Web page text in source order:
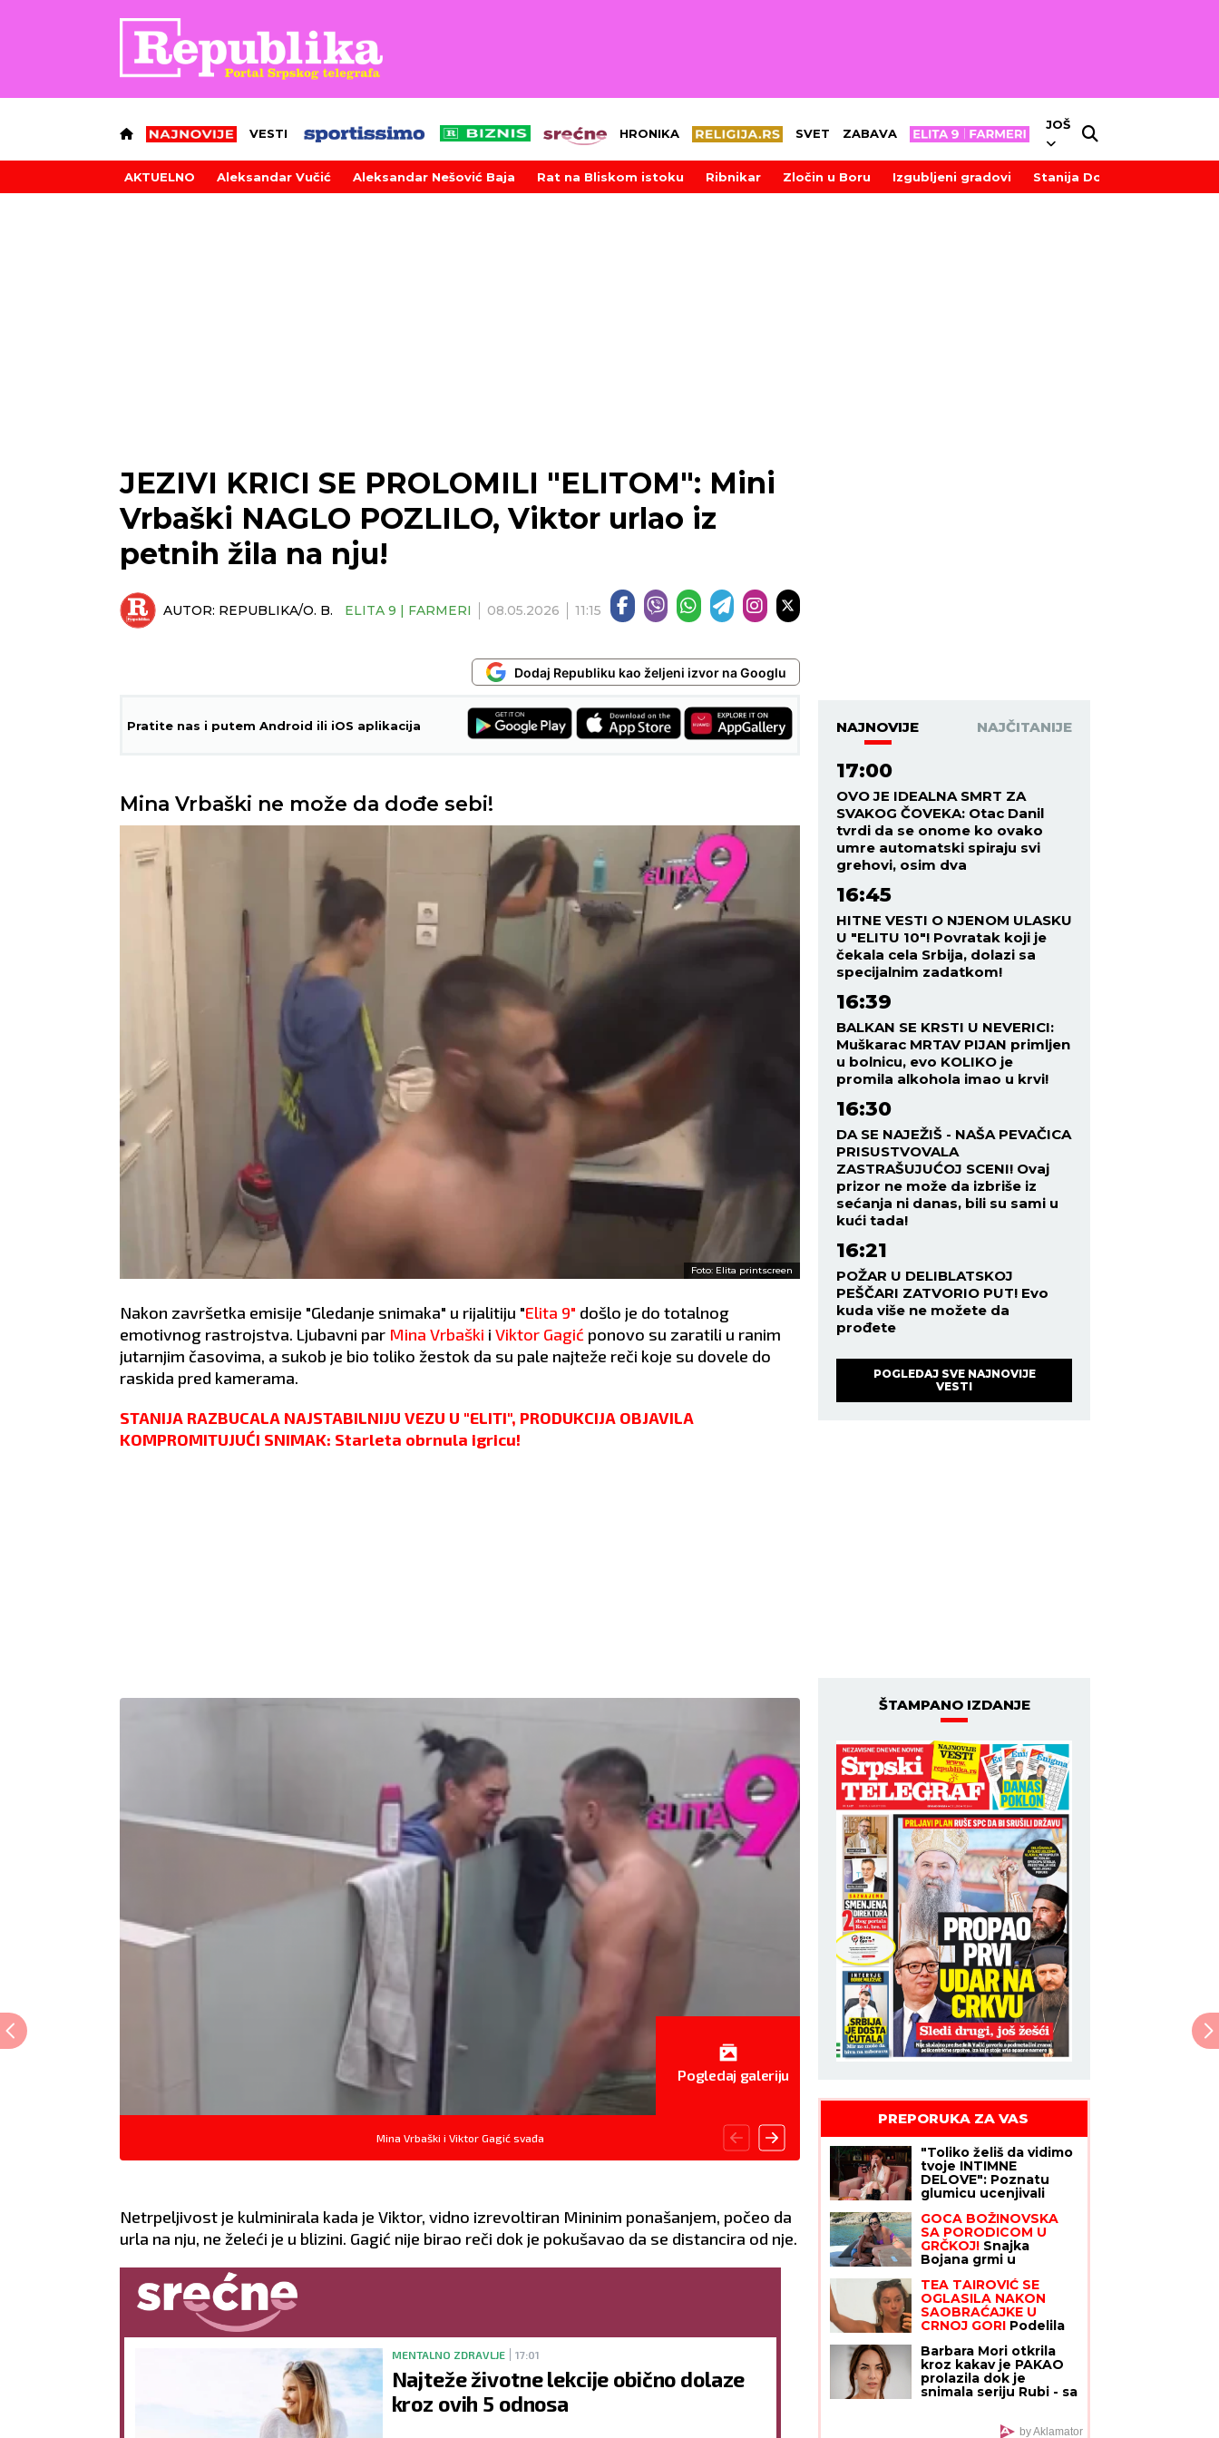
VESTI HRONIKA SVET ZABAVA
JOŠ
AKTUELNO Aleksandar Vučić Aleksandar Nešović Baja Rat na Bliskom istoku Ribnikar Zločin u Boru Izgubljeni gradovi Stanija Dobrojević
JEZIVI KRICI SE PROLOMILI "ELITOM": Mini
Vrbaški NAGLO POZLILO, Viktor urlao iz
petnih žila na nju!
AUTOR: REPUBLIKA/O. B. ELITA 9 | FARMERI 08.05.2026 11:15
Dodaj Republiku kao željeni izvor na Googlu
Pratite nas i putem Android ili iOS aplikacija
Mina Vrbaški ne može da dođe sebi!
Foto: Elita printscreen
Nakon završetka emisije "Gledanje snimaka" u rijalitiju "Elita 9" došlo je do totalnog
emotivnog rastrojstva. Ljubavni par Mina Vrbaški i Viktor Gagić ponovo su zaratili u ranim
jutarnjim časovima, a sukob je bio toliko žestok da su pale najteže reči koje su dovele do
raskida pred kamerama.
STANIJA RAZBUCALA NAJSTABILNIJU VEZU U "ELITI", PRODUKCIJA OBJAVILA
KOMPROMITUJUĆI SNIMAK: Starleta obrnula igricu!
Mina Vrbaški i Viktor Gagić svađa
Pogledaj galeriju
Mina Vrbaški i Viktor Gagić
Netrpeljivost je kulminirala kada je Viktor, vidno izrevoltiran Mininim ponašanjem, počeo da
urla na nju, ne želeći je u blizini. Gagić nije birao reči dok je pokušavao da se distancira od nje.
MENTALNO ZDRAVLJE 17:01
Najteže životne lekcije obično dolaze
kroz ovih 5 odnosa
NAJNOVIJE NAJČITANIJE
17:00
OVO JE IDEALNA SMRT ZA
SVAKOG ČOVEKA: Otac Danil
tvrdi da se onome ko ovako
umre automatski spiraju svi
grehovi, osim dva
16:45
HITNE VESTI O NJENOM ULASKU
U "ELITU 10"! Povratak koji je
čekala cela Srbija, dolazi sa
specijalnim zadatkom!
16:39
BALKAN SE KRSTI U NEVERICI:
Muškarac MRTAV PIJAN primljen
u bolnicu, evo KOLIKO je
promila alkohola imao u krvi!
16:30
DA SE NAJEŽIŠ - NAŠA PEVAČICA
PRISUSTVOVALA
ZASTRAŠUJUĆOJ SCENI! Ovaj
prizor ne može da izbriše iz
sećanja ni danas, bili su sami u
kući tada!
16:21
POŽAR U DELIBLATSKOJ
PEŠČARI ZATVORIO PUT! Evo
kuda više ne možete da
prođete
POGLEDAJ SVE NAJNOVIJE
VESTI
ŠTAMPANO IZDANJE
PREPORUKA ZA VAS
"Toliko želiš da vidimo
tvoje INTIMNE
DELOVE": Poznatu
glumicu ucenjivali
FOTOGRAFIJAMA, kad
ih je sama objavila
usledio je ŠOK
GOCA BOŽINOVSKA
SA PORODICOM U
GRČKOJ! Snajka
Bojana grmi u
sunča: Oglasila se sa
jahte, ovako se
baškare (FOTO)
TEA TAIROVIĆ SE
OGLASILA NAKON
SAOBRAĆAJKE U
CRNOJ GORI Podelila
ŠTO NOSI: Snima se u
ogledalu, dlaka sa
glave joj ne fali
Barbara Mori otkrila
kroz kakav je PAKAO
prolazila dok je
snimala seriju Rubi - sa
by Aklamator